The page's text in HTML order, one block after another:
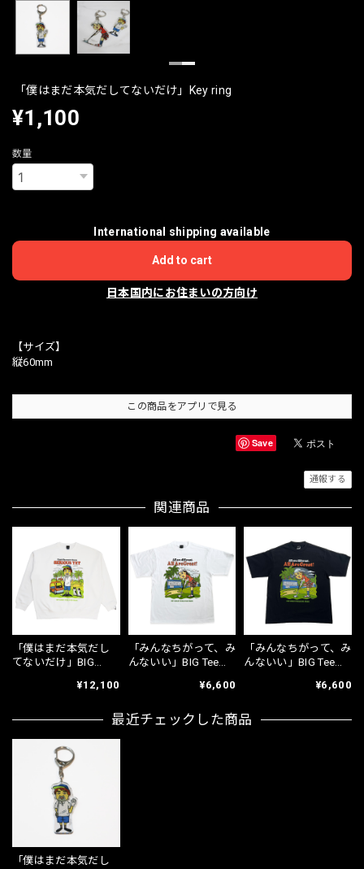
「僕はまだ本気だしてないだけ」Key ring
¥1,100
数量
International shipping available
Add to cart
日本国内にお住まいの方向け
【サイズ】
縦60mm
この商品をアプリで見る
Save
通報する
関連商品
「僕はまだ本気だし
てないだけ」BIG
¥12,100
「みんなちがって、み
んないい」BIG Tee
¥6,600
「みんなちがって、み
んないい」BIG Tee
¥6,600
最近チェックした商品
「僕はまだ本気だし